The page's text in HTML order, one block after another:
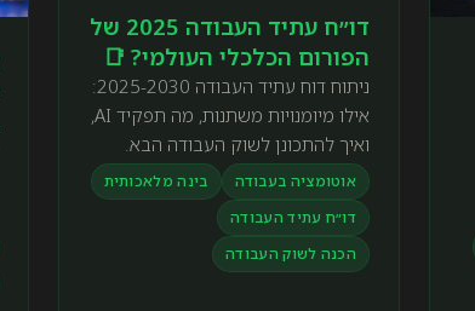
דו״ח עתיד העבודה 2025 של
הפורום הכלכלי העולמי? 📑
ניתוח דוח עתיד העבודה 2025-2030:
אילו מיומנויות משתנות, מה תפקיד AI,
ואיך להתכונן לשוק העבודה הבא.
אוטומציה בעבודה
בינה מלאכותית
דו״ח עתיד העבודה
הכנה לשוק העבודה